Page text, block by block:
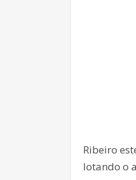
Ribeiro
lotando o